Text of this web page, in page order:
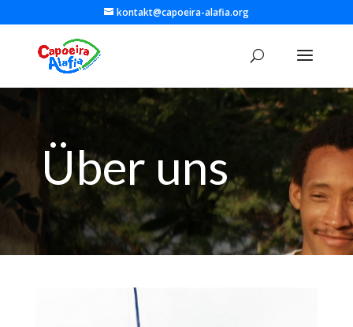
kontakt@capoeira-alafia.org
Über uns